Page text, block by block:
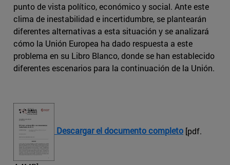
punto de vista político, económico y social. Ante este
clima de inestabilidad e incertidumbre, se plantearán
diferentes alternativas a esta situación y se analizará
cómo la Unión Europea ha dado respuesta a este
problema en su Libro Blanco, donde se han establecido
diferentes escenarios para la continuación de la Unión.
Descargar el documento completo [pdf.